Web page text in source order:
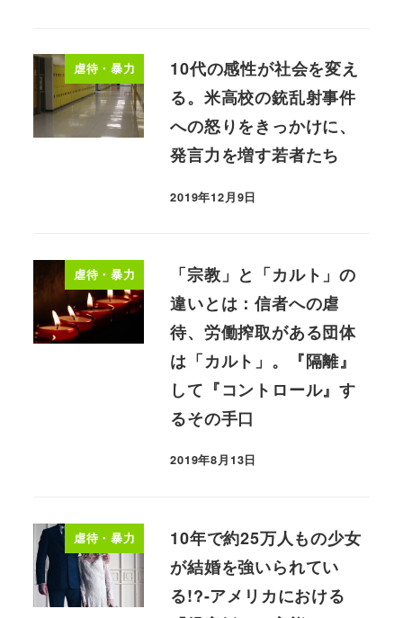
虐待・暴力
10代の感性が社会を変え
る。米高校の銃乱射事件
への怒りをきっかけに、
発言力を増す若者たち
2019年12月9日
虐待・暴力
「宗教」と「カルト」の
違いとは：信者への虐
待、労働搾取がある団体
は「カルト」。『隔離』
して『コントロール』す
るその手口
2019年8月13日
虐待・暴力
10年で約25万人もの少女
が結婚を強いられてい
る!?-アメリカにおける